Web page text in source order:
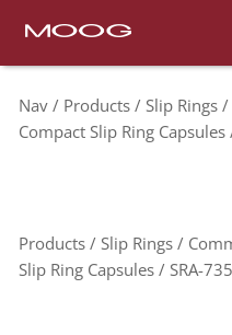
Nav Products Slip Rings
Compact Slip Ring Capsules
Products Slip Rings
Slip Ring Capsules
SRA-